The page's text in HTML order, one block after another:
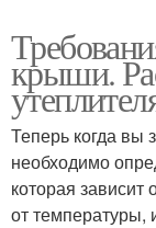
крыши.
Теперь когда вы
необходимо
которая
от температуры,